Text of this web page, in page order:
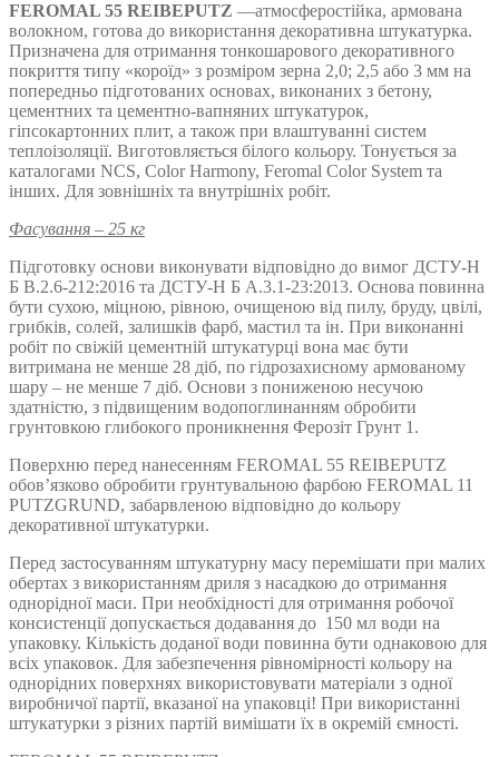
FEROMAL 55 REIBEPUTZ —атмосферостійка, армована
волокном, готова до використання декоративна штукатурка.
Призначена для отримання тонкошарового декоративного
покриття типу «короїд» з розміром зерна 2,0; 2,5 або 3 мм на
попередньо підготованих основах, виконаних з бетону,
цементних та цементно-вапняних штукатурок,
гіпсокартонних плит, а також при влаштуванні систем
теплоізоляції. Виготовляється білого кольору. Тонується за
каталогами NCS, Color Harmony, Feromal Color System та
інших. Для зовнішніх та внутрішніх робіт.
Фасування – 25 кг
Підготовку основи виконувати відповідно до вимог ДСТУ-Н
Б В.2.6-212:2016 та ДСТУ-Н Б А.3.1-23:2013. Основа повинна
бути сухою, міцною, рівною, очищеною від пилу, бруду, цвілі,
грибків, солей, залишків фарб, мастил та ін. При виконанні
робіт по свіжій цементній штукатурці вона має бути
витримана не менше 28 діб, по гідрозахисному армованому
шару – не менше 7 діб. Основи з пониженою несучою
здатністю, з підвищеним водопоглинанням обробити
грунтовкою глибокого проникнення Ферозіт Грунт 1.
Поверхню перед нанесенням FEROMAL 55 REIBEPUTZ
обов’язково обробити грунтувальною фарбою FEROMAL 11
PUTZGRUND, забарвленою відповідно до кольору
декоративної штукатурки.
Перед застосуванням штукатурну масу перемішати при малих
обертах з використанням дриля з насадкою до отримання
однорідної маси. При необхідності для отримання робочої
консистенції допускається додавання до 150 мл води на
упаковку. Кількість доданої води повинна бути однаковою для
всіх упаковок. Для забезпечення рівномірності кольору на
однорідних поверхнях використовувати матеріали з одної
виробничої партії, вказаної на упаковці! При використанні
штукатурки з різних партій вимішати їх в окремій ємності.